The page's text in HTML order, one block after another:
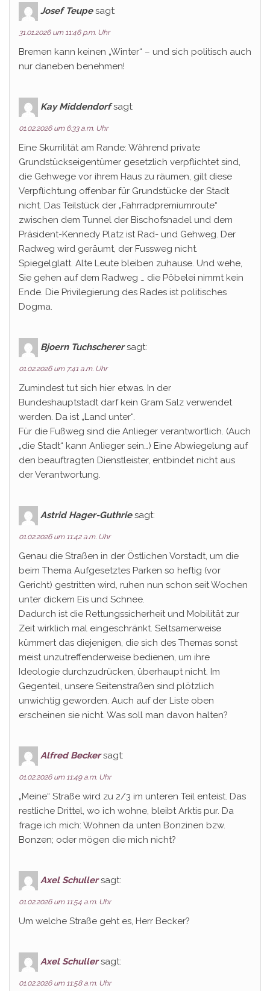
Josef Teupe sagt:
31.01.2026 um 11:46 p.m. Uhr
Bremen kann keinen „Winter“ – und sich politisch auch
nur daneben benehmen!
Kay Middendorf sagt:
01.02.2026 um 6:33 a.m. Uhr
Eine Skurrilität am Rande: Während private
Grundstückseigentümer gesetzlich verpflichtet sind,
die Gehwege vor ihrem Haus zu räumen, gilt diese
Verpflichtung offenbar für Grundstücke der Stadt
nicht. Das Teilstück der „Fahrradpremiumroute“
zwischen dem Tunnel der Bischofsnadel und dem
Präsident-Kennedy Platz ist Rad- und Gehweg. Der
Radweg wird geräumt, der Fussweg nicht.
Spiegelglatt. Alte Leute bleiben zuhause. Und wehe,
Sie gehen auf dem Radweg … die Pöbelei nimmt kein
Ende. Die Privilegierung des Rades ist politisches
Dogma.
Bjoern Tuchscherer sagt:
01.02.2026 um 7:41 a.m. Uhr
Zumindest tut sich hier etwas. In der
Bundeshauptstadt darf kein Gram Salz verwendet
werden. Da ist „Land unter“.
Für die Fußweg sind die Anlieger verantwortlich. (Auch
„die Stadt“ kann Anlieger sein…) Eine Abwiegelung auf
den beauftragten Dienstleister, entbindet nicht aus
der Verantwortung.
Astrid Hager-Guthrie sagt:
01.02.2026 um 11:42 a.m. Uhr
Genau die Straßen in der Östlichen Vorstadt, um die
beim Thema Aufgesetztes Parken so heftig (vor
Gericht) gestritten wird, ruhen nun schon seit Wochen
unter dickem Eis und Schnee.
Dadurch ist die Rettungssicherheit und Mobilität zur
Zeit wirklich mal eingeschränkt. Seltsamerweise
kümmert das diejenigen, die sich des Themas sonst
meist unzutreffenderweise bedienen, um ihre
Ideologie durchzudrücken, überhaupt nicht. Im
Gegenteil, unsere Seitenstraßen sind plötzlich
unwichtig geworden. Auch auf der Liste oben
erscheinen sie nicht. Was soll man davon halten?
Alfred Becker sagt:
01.02.2026 um 11:49 a.m. Uhr
„Meine“ Straße wird zu 2/3 im unteren Teil enteist. Das
restliche Drittel, wo ich wohne, bleibt Arktis pur. Da
frage ich mich: Wohnen da unten Bonzinen bzw.
Bonzen; oder mögen die mich nicht?
Axel Schuller sagt:
01.02.2026 um 11:54 a.m. Uhr
Um welche Straße geht es, Herr Becker?
Axel Schuller sagt:
01.02.2026 um 11:58 a.m. Uhr